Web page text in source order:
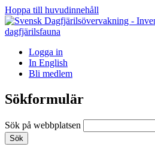
Hoppa till huvudinnehåll
Logga in
In English
Bli medlem
Sökformulär
Sök på webbplatsen